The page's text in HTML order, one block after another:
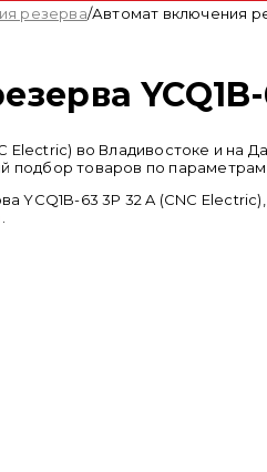
резерва/Автомат включения
Electric) во Владивостоке и
подбор товаров по параметрам
63 3P 32 A (CNC